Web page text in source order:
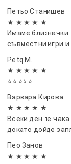
Петьо Станишев
★ ★ ★ ★ ★
Имаме
съвместни игри и
Petq M.
★ ★ ★ ★ ★
⭐⭐⭐⭐⭐
Варвара Кирова
★ ★ ★ ★ ★
Всеки ден те
докато дойде
Пео Занов
★ ★ ★ ★ ★